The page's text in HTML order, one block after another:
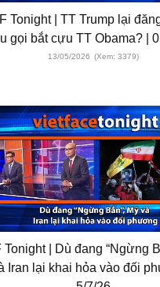
Tonight | TT Trump lại
gọi bắt cựu TT Obama? |
13/05/2026 (Xem: 3379)
Tonight | Dù đang “Ngừng
Iran lại khai hỏa vào đối